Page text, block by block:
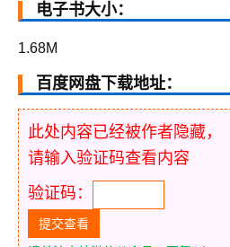
电子书大小：
1.68M
百度网盘下载地址：
此处内容已经被作者隐藏，
请输入验证码查看内容
验证码：